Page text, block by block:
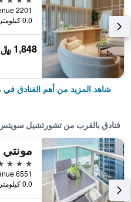
0.0 كيلومتر عن وسط المدينة
1,848 ﷼
شاهد المزيد من أهم الفنادق
فنادق بالقرب من تشورتشيل
4 نجوم
0.0 كيلومتر عن وسط المدينة